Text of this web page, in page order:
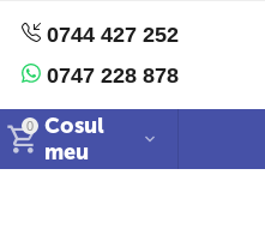
0744 427 252
0747 228 878
0
Cosul
meu